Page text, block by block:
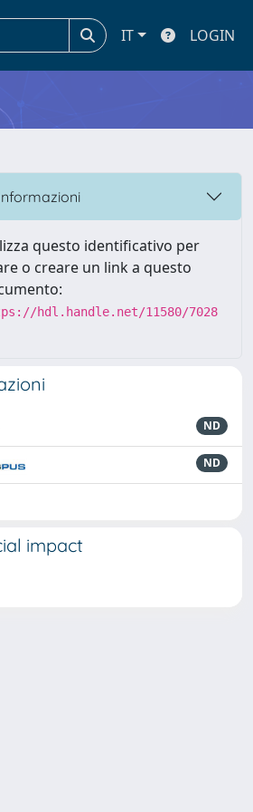
IT LOGIN
questo identificativo per
o creare un link a questo
hdl.handle.net/11580/7028
ND
ND
impact